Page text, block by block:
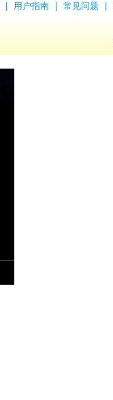
用户指南 常见问题